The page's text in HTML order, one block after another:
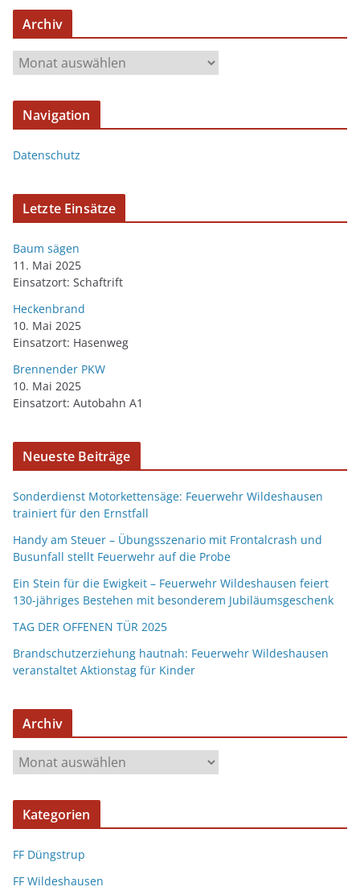
Archiv
Navigation
Datenschutz
Letzte Einsätze
Baum sägen
11. Mai 2025
Einsatzort: Schaftrift
Heckenbrand
10. Mai 2025
Einsatzort: Hasenweg
Brennender PKW
10. Mai 2025
Einsatzort: Autobahn A1
Neueste Beiträge
Sonderdienst Motorkettensäge: Feuerwehr Wildeshausen
trainiert für den Ernstfall
Handy am Steuer – Übungsszenario mit Frontalcrash und
Busunfall stellt Feuerwehr auf die Probe
Ein Stein für die Ewigkeit – Feuerwehr Wildeshausen feiert
130-jähriges Bestehen mit besonderem Jubiläumsgeschenk
TAG DER OFFENEN TÜR 2025
Brandschutzerziehung hautnah: Feuerwehr Wildeshausen
veranstaltet Aktionstag für Kinder
Archiv
Kategorien
FF Düngstrup
FF Wildeshausen